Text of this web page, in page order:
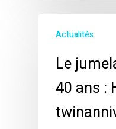
Actualités
Le
40 ans :